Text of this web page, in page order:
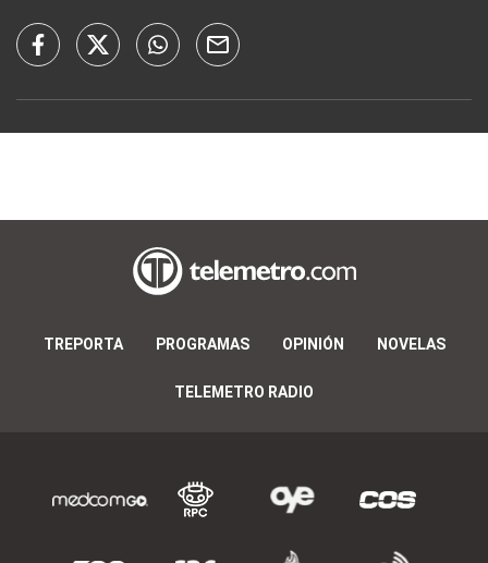
TREPORTA PROGRAMAS OPINIÓN NOVELAS
TELEMETRO RADIO